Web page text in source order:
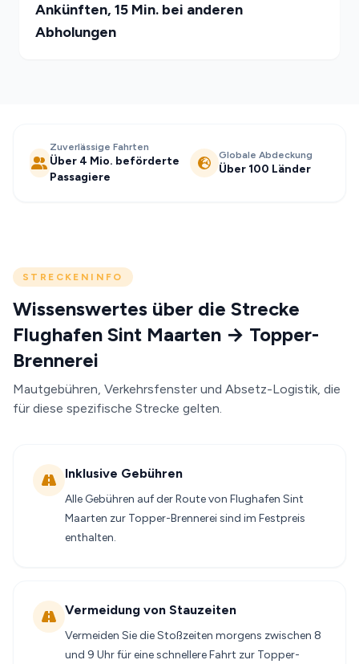
Ankünften, 15 Min. bei anderen
Abholungen
Zuverlässige Fahrten
Über 4 Mio. beförderte
Passagiere
Globale Abdeckung
Über 100 Länder
STRECKENINFO
Wissenswertes über die Strecke
Flughafen Sint Maarten → Topper-
Brennerei
Mautgebühren, Verkehrsfenster und Absetz-Logistik, die
für diese spezifische Strecke gelten.
Inklusive Gebühren
Alle Gebühren auf der Route von Flughafen Sint
Maarten zur Topper-Brennerei sind im Festpreis
enthalten.
Vermeidung von Stauzeiten
Vermeiden Sie die Stoßzeiten morgens zwischen 8
und 9 Uhr für eine schnellere Fahrt zur Topper-